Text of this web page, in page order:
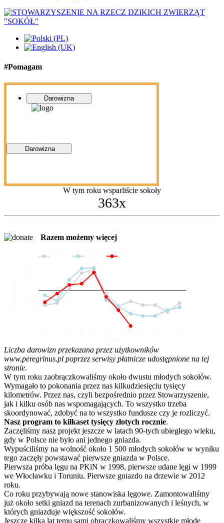
#Pomagam
Darowizna
Darowizna
W tym roku wsparliście sokoły
363x
Razem możemy więcej
Liczba darowizn przekazana przez użytkowników
www.peregrinus.pl poprzez serwisy płatnicze udostępnione na tej
stronie.
W tym roku zaobrączkowaliśmy około dwustu młodych sokołów.
Wymagało to pokonania przez nas kilkudziesięciu tysięcy
kilometrów. Przez nas, czyli bezpośrednio przez Stowarzyszenie,
jak i kilku osób nas wspomagających. To wszystko trzeba
skoordynować, zdobyć na to wszystko fundusze czy je rozliczyć.
Nasz program to kilkaset tysięcy złotych rocznie.
Zaczęliśmy nasz projekt jeszcze w latach 90-tych ubiegłego wieku,
gdy w Polsce nie było ani jednego gniazda.
Wypuściliśmy na wolność około 1 500 młodych sokołów w wyniku
tego zaczęły powstawać pierwsze gniazda w Polsce.
Pierwsza próba lęgu na PKiN w 1998, pierwsze udane lęgi w 1999
we Włocławku i Toruniu. Pierwsze gniazdo na drzewie w 2012
roku.
Co roku przybywają nowe stanowiska lęgowe. Zamontowaliśmy
już około setki gniazd na terenach zurbanizowanych i leśnych, w
których gniazduje większość sokołów.
Jeszcze kilka lat temu sami obrączkowaliśmy wszystkie młode